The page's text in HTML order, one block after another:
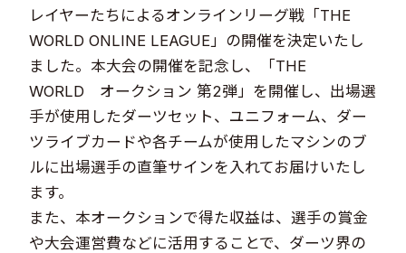
レイヤーたちによるオンラインリーグ戦「THE
WORLD ONLINE LEAGUE」の開催を決定いたし
ました。本大会の開催を記念し、「THE
WORLD オークション 第2弾」を開催し、出場選
手が使用したダーツセット、ユニフォーム、ダー
ツライブカードや各チームが使用したマシンのブ
ルに出場選手の直筆サインを入れてお届けいたし
ます。
また、本オークションで得た収益は、選手の賞金
や大会運営費などに活用することで、ダーツ界の